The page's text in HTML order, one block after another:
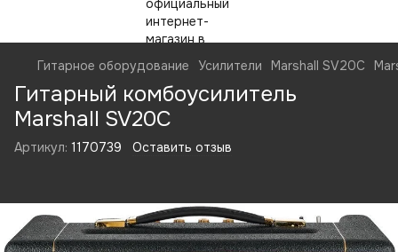
Гитарное оборудование Усилители Marshall SV20C
Гитарный комбоусилитель
Marshall SV20C
Артикул: 1170739 Оставить отзыв